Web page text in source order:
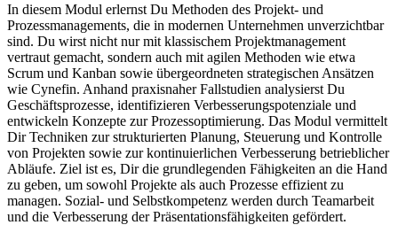
In diesem Modul erlernst Du Methoden des Projekt- und
Prozessmanagements, die in modernen Unternehmen unverzichtbar
sind. Du wirst nicht nur mit klassischem Projektmanagement
vertraut gemacht, sondern auch mit agilen Methoden wie etwa
Scrum und Kanban sowie übergeordneten strategischen Ansätzen
wie Cynefin. Anhand praxisnaher Fallstudien analysierst Du
Geschäftsprozesse, identifizieren Verbesserungspotenziale und
entwickeln Konzepte zur Prozessoptimierung. Das Modul vermittelt
Dir Techniken zur strukturierten Planung, Steuerung und Kontrolle
von Projekten sowie zur kontinuierlichen Verbesserung betrieblicher
Abläufe. Ziel ist es, Dir die grundlegenden Fähigkeiten an die Hand
zu geben, um sowohl Projekte als auch Prozesse effizient zu
managen. Sozial- und Selbstkompetenz werden durch Teamarbeit
und die Verbesserung der Präsentationsfähigkeiten gefördert.